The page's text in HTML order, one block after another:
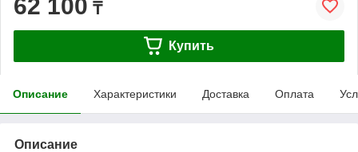
62 100 ₸
Купить
Описание Характеристики Доставка Оплата
Описание